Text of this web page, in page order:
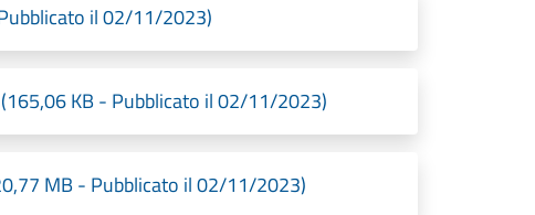
il 02/11/2023)
KB - Pubblicato il 02/11/2023)
MB - Pubblicato il 02/11/2023)